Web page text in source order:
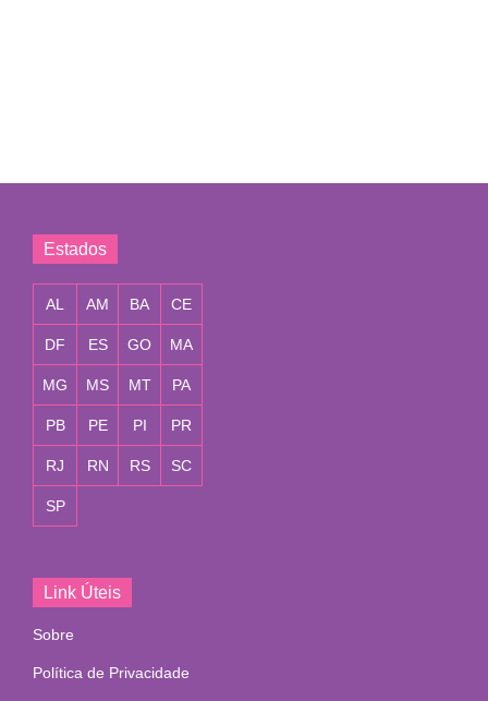
Estados
AL AM BA CE
DF ES GO MA
MG MS MT PA
PB PE PI PR
RJ RN RS SC
SP
Link Úteis
Sobre
Política de Privacidade